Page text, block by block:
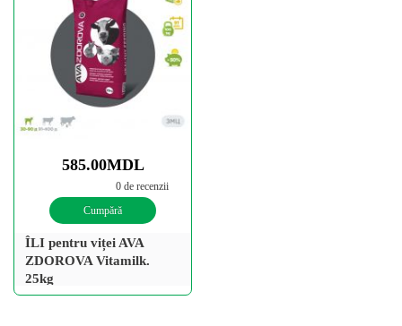
585.00MDL
0 de recenzii
Cumpără
ÎLI pentru viței AVA
ZDOROVA Vitamilk.
25kg